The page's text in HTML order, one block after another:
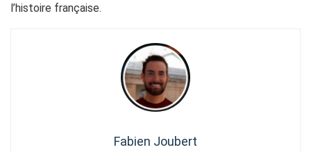
l’histoire française.
Fabien Joubert